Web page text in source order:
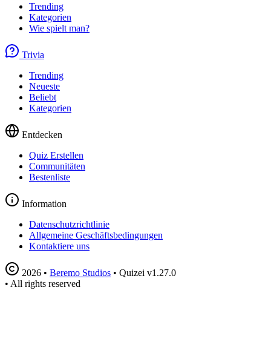
Trending
Kategorien
Wie spielt man?
Trivia
Trending
Neueste
Beliebt
Kategorien
Entdecken
Quiz Erstellen
Communitäten
Bestenliste
Information
Datenschutzrichtlinie
Allgemeine Geschäftsbedingungen
Kontaktiere uns
2026 • Beremo Studios • Quizei v1.27.0
• All rights reserved